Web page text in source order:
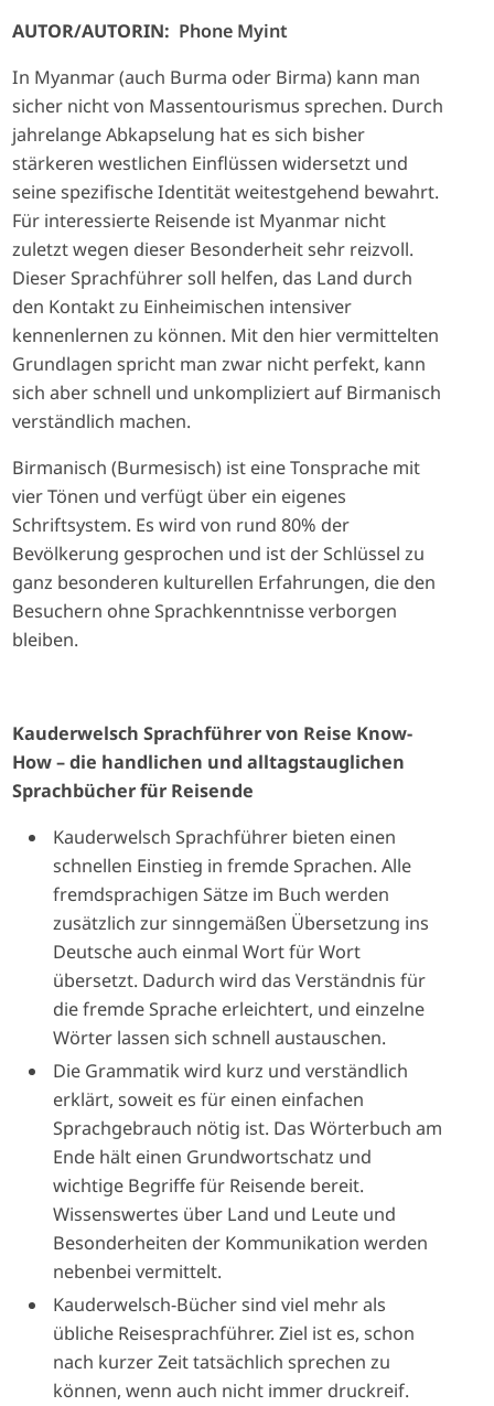
AUTOR/AUTORIN: Phone Myint
In Myanmar (auch Burma oder Birma) kann man
sicher nicht von Massentourismus sprechen. Durch
jahrelange Abkapselung hat es sich bisher
stärkeren westlichen Einflüssen widersetzt und
seine spezifische Identität weitestgehend bewahrt.
Für interessierte Reisende ist Myanmar nicht
zuletzt wegen dieser Besonderheit sehr reizvoll.
Dieser Sprachführer soll helfen, das Land durch
den Kontakt zu Einheimischen intensiver
kennenlernen zu können. Mit den hier vermittelten
Grundlagen spricht man zwar nicht perfekt, kann
sich aber schnell und unkompliziert auf Birmanisch
verständlich machen.
Birmanisch (Burmesisch) ist eine Tonsprache mit
vier Tönen und verfügt über ein eigenes
Schriftsystem. Es wird von rund 80% der
Bevölkerung gesprochen und ist der Schlüssel zu
ganz besonderen kulturellen Erfahrungen, die den
Besuchern ohne Sprachkenntnisse verborgen
bleiben.
Kauderwelsch Sprachführer von Reise Know-
How – die handlichen und alltagstauglichen
Sprachbücher für Reisende
Kauderwelsch Sprachführer bieten einen
schnellen Einstieg in fremde Sprachen. Alle
fremdsprachigen Sätze im Buch werden
zusätzlich zur sinngemäßen Übersetzung ins
Deutsche auch einmal Wort für Wort
übersetzt. Dadurch wird das Verständnis für
die fremde Sprache erleichtert, und einzelne
Wörter lassen sich schnell austauschen.
Die Grammatik wird kurz und verständlich
erklärt, soweit es für einen einfachen
Sprachgebrauch nötig ist. Das Wörterbuch am
Ende hält einen Grundwortschatz und
wichtige Begriffe für Reisende bereit.
Wissenswertes über Land und Leute und
Besonderheiten der Kommunikation werden
nebenbei vermittelt.
Kauderwelsch-Bücher sind viel mehr als
übliche Reisesprachführer. Ziel ist es, schon
nach kurzer Zeit tatsächlich sprechen zu
können, wenn auch nicht immer druckreif.